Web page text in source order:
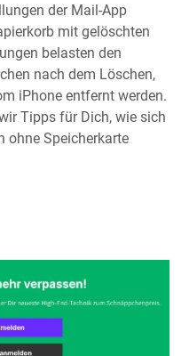
der Mail-App
mit gelöschten
belasten den
nach dem Löschen,
iPhone entfernt werden.
Tipps für Dich, wie sich
ohne Speicherkarte